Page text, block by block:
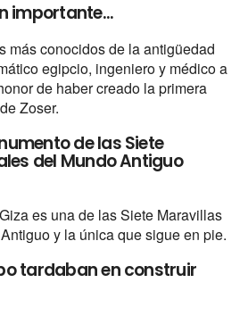
importante...
más conocidos de la antigüedad
egipcio, ingeniero y médico a
de haber creado la primera
Zoser.
de las Siete
del Mundo Antiguo
es una de las Siete Maravillas
y la única que sigue en pie.
tardaban en construir